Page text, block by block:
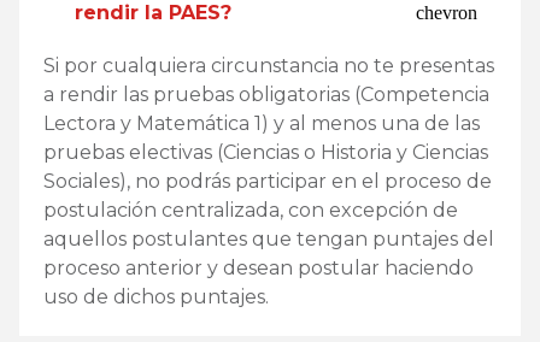
rendir la PAES?
Si por cualquiera circunstancia no te presentas
a rendir las pruebas obligatorias (Competencia
Lectora y Matemática 1) y al menos una de las
pruebas electivas (Ciencias o Historia y Ciencias
Sociales), no podrás participar en el proceso de
postulación centralizada, con excepción de
aquellos postulantes que tengan puntajes del
proceso anterior y desean postular haciendo
uso de dichos puntajes.